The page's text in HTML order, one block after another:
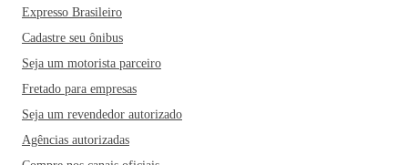
Expresso Brasileiro
Cadastre seu ônibus
Seja um motorista parceiro
Fretado para empresas
Seja um revendedor autorizado
Agências autorizadas